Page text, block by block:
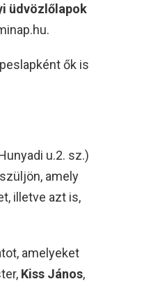
üdvözlőlapok
ők is
u.2. sz.)
amely
illetve azt is,
amelyeket
Kiss János,